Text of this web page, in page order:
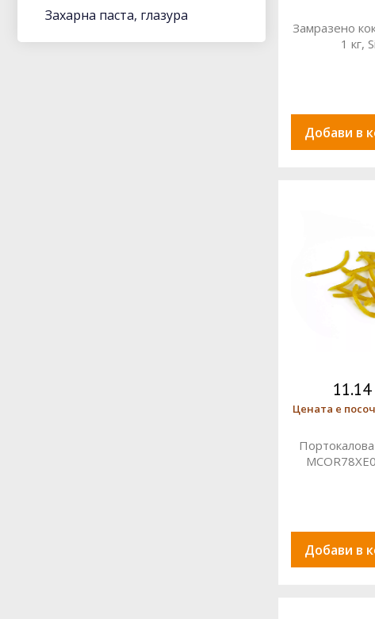
Захарна паста, глазура
Замразено
1 кг,
Добави в
11.14
Цената е
Добави в